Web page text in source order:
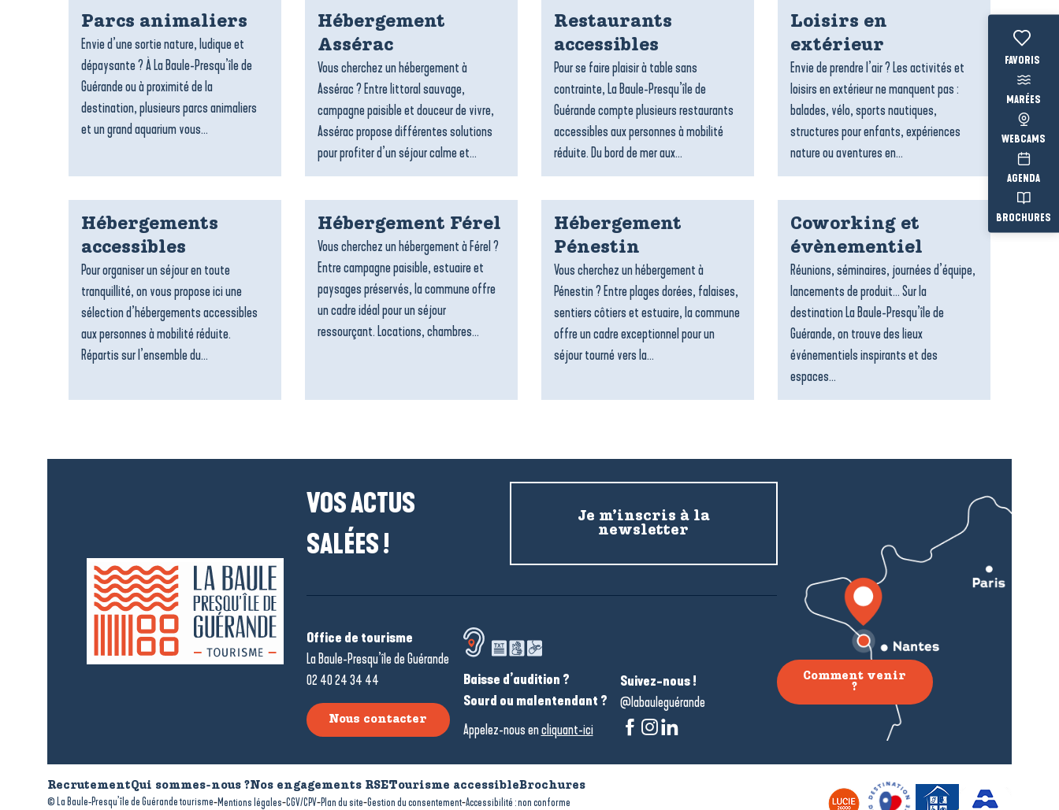
Voir les
MARÉES
WEBCAMS
AGENDA
BROCHURES
Parcs animaliers
Envie d’une sortie nature, ludique et
dépaysante ? À La Baule-Presqu’île de
Guérande ou à proximité de la
destination, plusieurs parcs animaliers
et un grand aquarium vous...
Hébergement
Assérac
Vous cherchez un hébergement à
Assérac ? Entre littoral sauvage,
campagne paisible et douceur de vivre,
Assérac propose différentes solutions
pour profiter d’un séjour calme et...
Restaurants
accessibles
Pour se faire plaisir à table sans
contrainte, La Baule-Presqu’île de
Guérande compte plusieurs restaurants
accessibles aux personnes à mobilité
réduite. Du bord de mer aux...
Loisirs en
extérieur
Envie de prendre l’air ? Les activités et
loisirs en extérieur ne manquent pas :
balades, vélo, sports nautiques,
structures pour enfants, expériences
nature ou aventures en...
Hébergements
accessibles
Pour organiser un séjour en toute
tranquillité, on vous propose ici une
sélection d’hébergements accessibles
aux personnes à mobilité réduite.
Répartis sur l’ensemble du...
Hébergement Férel
Vous cherchez un hébergement à Férel ?
Entre campagne paisible, estuaire et
paysages préservés, la commune offre
un cadre idéal pour un séjour
ressourçant. Locations, chambres...
Hébergement
Pénestin
Vous cherchez un hébergement à
Pénestin ? Entre plages dorées, falaises,
sentiers côtiers et estuaire, la commune
offre un cadre exceptionnel pour un
séjour tourné vers la...
Coworking et
évènementiel
Réunions, séminaires, journées d’équipe,
lancements de produit… Sur la
destination La Baule-Presqu’île de
Guérande, on trouve des lieux
événementiels inspirants et des
espaces...
VOS ACTUS
SALÉES !
Je m’inscris à la
newsletter
Office de tourisme
La Baule-Presqu’île de Guérande
02 40 24 34 44
Nous contacter
Baisse d’audition ?
Sourd ou malentendant ?
Appelez-nous encliquant-ici
Suivez-nous !
@labauleguérande
Comment venir
?
RecrutementQui sommes-nous ?Nos engagements RSETourisme accessibleBrochures
© La Baule-Presqu’île de Guérande tourisme-Mentions légales-CGV/CPV-Plan du site-Gestion du consentement-Accessibilité : non conforme